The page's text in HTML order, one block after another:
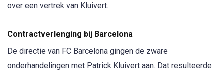
over een vertrek van Kluivert.
Contractverlenging bij Barcelona
De directie van FC Barcelona gingen de zware
onderhandelingen met Patrick Kluivert aan. Dat resulteerde